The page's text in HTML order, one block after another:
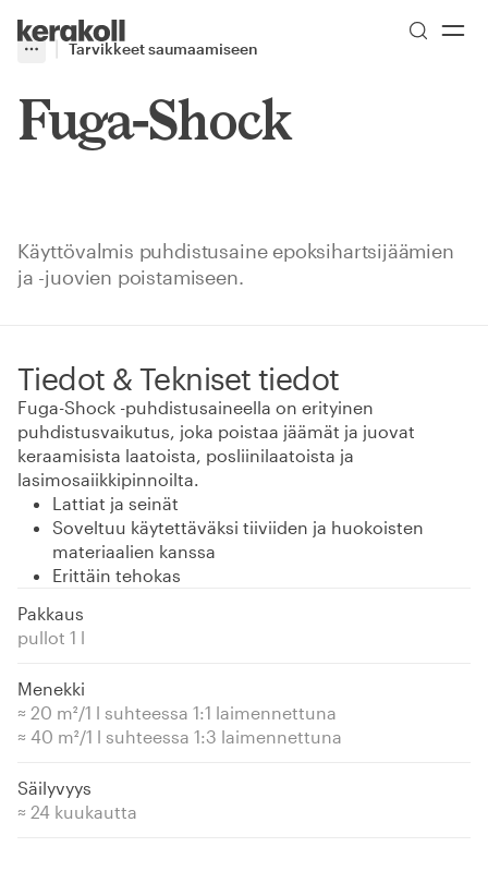
Go to Homepage
More
Toggle menu
Tarvikkeet saumaamiseen
Fuga-Shock
Käyttövalmis puhdistusaine epoksihartsijäämien
ja -juovien poistamiseen.
Tiedot & Tekniset tiedot
Fuga-Shock -puhdistusaineella on erityinen
puhdistusvaikutus, joka poistaa jäämät ja juovat
keraamisista laatoista, posliinilaatoista ja
lasimosaiikkipinnoilta.
Lattiat ja seinät
Soveltuu käytettäväksi tiiviiden ja huokoisten
materiaalien kanssa
Erittäin tehokas
Pakkaus
pullot 1 l
Menekki
≈ 20 m²/1 l suhteessa 1:1 laimennettuna
≈ 40 m²/1 l suhteessa 1:3 laimennettuna
Säilyvyys
≈ 24 kuukautta